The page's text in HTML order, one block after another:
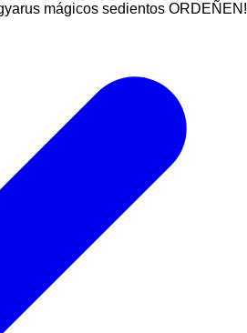
mágicos sedientos ORDEÑEN!